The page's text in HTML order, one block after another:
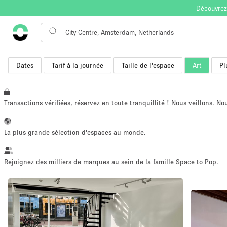
Dates Tarif à la journée Taille de l'espace Art
Type de l'espace Appartement / Loft
Boutique / Magasin
Espace Événementiel
Kiosque / Stand / Corner
Transactions vérifiées, réservez en toute tranquillité ! Nous veillons.
La plus grande sélection d'espaces au monde.
Rejoignez des milliers de marques au sein de la famille Space to Pop.